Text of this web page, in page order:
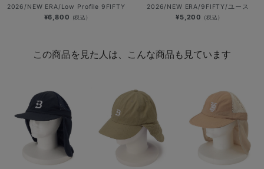
2026/NEW ERA/Low Profile 9FIFTY
¥6,800 (税込)
2026/NEW ERA/9FIFTY/ユース
¥5,200 (税込)
この商品を見た人は、こんな商品も見ています